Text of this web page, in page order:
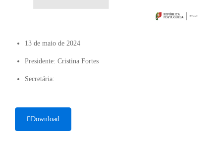
13 de maio de 2024
Presidente: Cristina Fortes
Secretária:
Download